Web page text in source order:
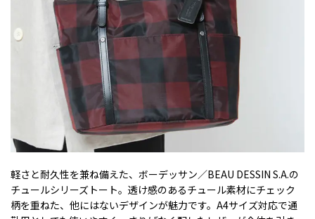
軽さと耐久性を兼ね備えた、ボーデッサン／BEAU DESSIN S.A.の
チュールシリーズトート。透け感のあるチュール素材にチェック
柄を重ねた、他にはないデザインが魅力です。A4サイズ対応で通